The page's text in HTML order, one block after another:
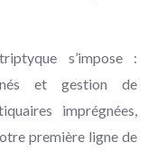
s’impose :
et gestion de
imprégnées,
première ligne de